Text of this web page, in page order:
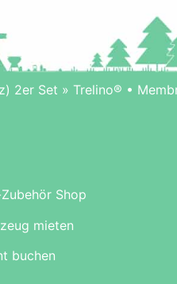
2er Set » Trelino® •
Shop
mieten
buchen